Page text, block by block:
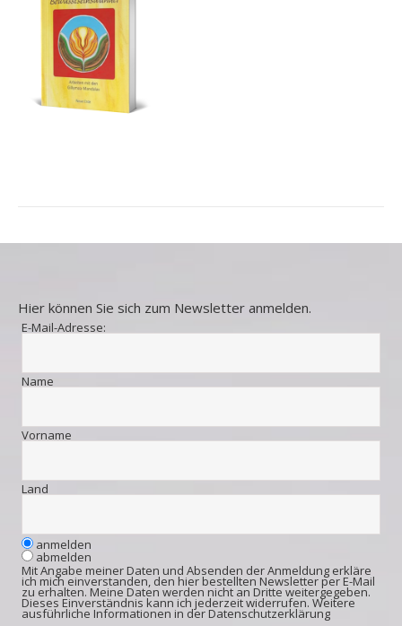
Hier können Sie sich zum Newsletter anmelden.
E-Mail-Adresse:
Name
Vorname
Land
anmelden
abmelden
Mit Angabe meiner Daten und Absenden der Anmeldung erkläre
ich mich einverstanden, den hier bestellten Newsletter per E-Mail
zu erhalten. Meine Daten werden nicht an Dritte weitergegeben.
Dieses Einverständnis kann ich jederzeit widerrufen. Weitere
ausführliche Informationen in der Datenschutzerklärung